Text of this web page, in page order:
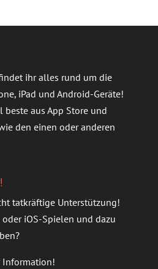
ihr alles rund um die
iPad und Android-Geräte!
aus App Store und
den einen oder anderen
tatkräftige Unterstützung!
iOS-Spielen und dazu
Information!